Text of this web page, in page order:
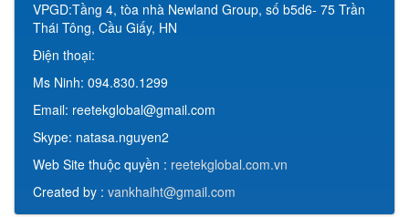
VPGD:Tầng 4, tòa nhà Newland Group, số b5d6- 75 Trần
Thái Tông, Cầu Giấy, HN
Điện thoại:
Ms Ninh: 094.830.1299
Email: reetekglobal@gmail.com
Skype: natasa.nguyen2
Web Site thuộc quyền : reetekglobal.com.vn
Created by : vankhaiht@gmail.com